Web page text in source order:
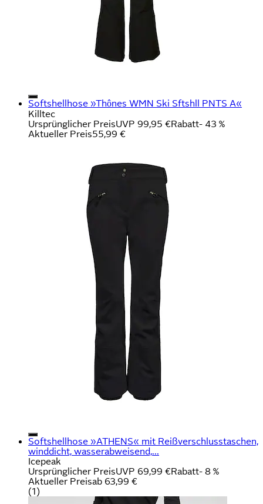
Softshellhose »Thônes WMN Ski Sftshll PNTS A«
Killtec
Ursprünglicher PreisUVP 99,95 €Rabatt- 43 %
Aktueller Preis55,99 €
Softshellhose »ATHENS« mit Reißverschlusstaschen,
winddicht, wasserabweisend,...
Icepeak
Ursprünglicher PreisUVP 69,99 €Rabatt- 8 %
Aktueller Preisab 63,99 €
(1)